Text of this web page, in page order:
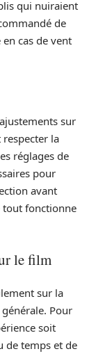
qui nuiraient
de
cas de vent
sur
la
réglages de
pour
avant
tout fonctionne
le film
sur la
Pour
soit
de temps et de